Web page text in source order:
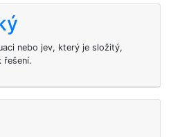
nebo jev, který je složitý,
řešení.